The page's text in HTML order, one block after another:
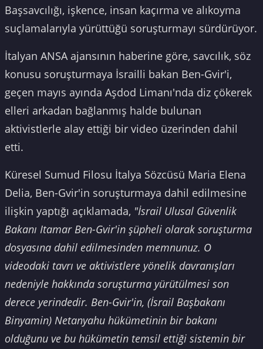
Başsavcılığı, işkence, insan kaçırma ve alıkoyma
suçlamalarıyla yürüttüğü soruşturmayı sürdürüyor.
İtalyan ANSA ajansının haberine göre, savcılık, söz
konusu soruşturmaya İsrailli bakan Ben-Gvir'i,
geçen mayıs ayında Aşdod Limanı'nda diz çökerek
elleri arkadan bağlanmış halde bulunan
aktivistlerle alay ettiği bir video üzerinden dahil
etti.
Küresel Sumud Filosu İtalya Sözcüsü Maria Elena
Delia, Ben-Gvir'in soruşturmaya dahil edilmesine
ilişkin yaptığı açıklamada, "İsrail Ulusal Güvenlik
Bakanı Itamar Ben-Gvir'in şüpheli olarak soruşturma
dosyasına dahil edilmesinden memnunuz. O
videodaki tavrı ve aktivistlere yönelik davranışları
nedeniyle hakkında soruşturma yürütülmesi son
derece yerindedir. Ben-Gvir'in, (İsrail Başbakanı
Binyamin) Netanyahu hükümetinin bir bakanı
olduğunu ve bu hükümetin temsil ettiği sistemin bir